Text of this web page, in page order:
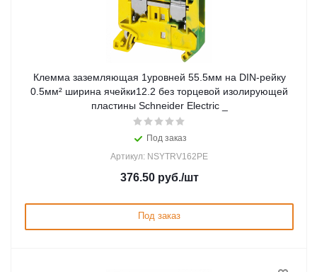
Клемма заземляющая 1уровней 55.5мм на DIN-рейку
0.5мм² ширина ячейки12.2 без торцевой изолирующей
пластины Schneider Electric _
Под заказ
Артикул: NSYTRV162PE
376.50руб./шт
Под заказ